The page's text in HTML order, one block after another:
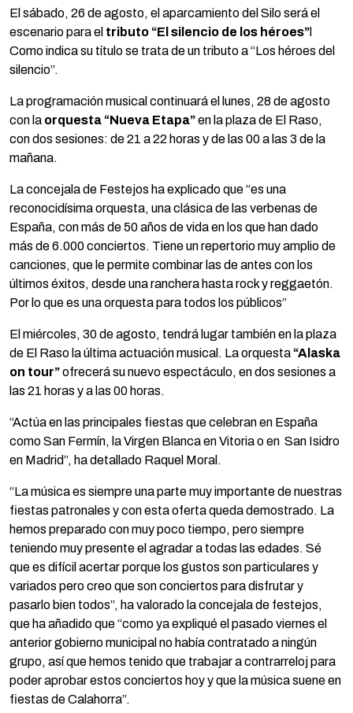
El sábado, 26 de agosto, el aparcamiento del Silo será el
escenario para el tributo “El silencio de los héroes”
Como indica su título se trata de un tributo a “Los héroes del
silencio”.
La programación musical continuará el lunes, 28 de agosto
con la orquesta “Nueva Etapa”en la plaza de El Raso,
con dos sesiones: de 21 a 22 horas y de las 00 a las 3 de la
mañana.
La concejala de Festejos ha explicado que “es una
reconocidísima orquesta, una clásica de las verbenas de
España, con más de 50 años de vida en los que han dado
más de 6.000 conciertos. Tiene un repertorio muy amplio de
canciones, que le permite combinar las de antes con los
últimos éxitos, desde una ranchera hasta rock y reggaetón.
Por lo que es una orquesta para todos los públicos”
El miércoles, 30 de agosto, tendrá lugar también en la plaza
de El Raso la última actuación musical. La orquesta “Alaska
on tour”ofrecerá su nuevo espectáculo, en dos sesiones a
las 21 horas y a las 00 horas.
“Actúa en las principales fiestas que celebran en España
como San Fermín, la Virgen Blanca en Vitoria o en San Isidro
en Madrid”, ha detallado Raquel Moral.
“La música es siempre una parte muy importante de nuestras
fiestas patronales y con esta oferta queda demostrado. La
hemos preparado con muy poco tiempo, pero siempre
teniendo muy presente el agradar a todas las edades. Sé
que es difícil acertar porque los gustos son particulares y
variados pero creo que son conciertos para disfrutar y
pasarlo bien todos”, ha valorado la concejala de festejos,
que ha añadido que “como ya expliqué el pasado viernes el
anterior gobierno municipal no había contratado a ningún
grupo, así que hemos tenido que trabajar a contrarreloj para
poder aprobar estos conciertos hoy y que la música suene en
fiestas de Calahorra”.